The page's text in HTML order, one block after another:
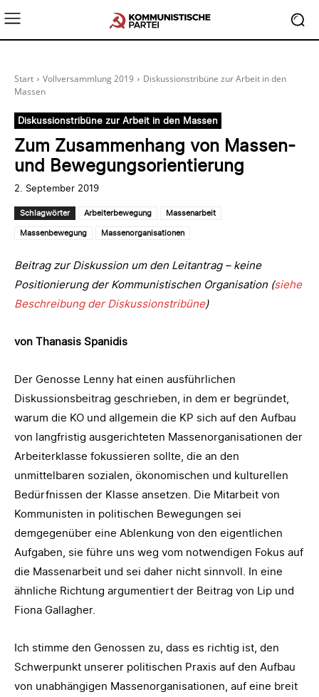
Start Vollversammlung 2019
Diskussionstribüne zur Arbeit in den
Massen
Diskussionstribüne zur Arbeit in den Massen
Zum Zusammenhang von Massen-
und Bewegungsorientierung
2. September 2019
Schlagwörter Arbeiterbewegung
Massenarbeit
Massenbewegung
Massenorganisationen
Beitrag zur Diskussion um den Leitantrag – keine
Positionierung der Kommunistischen Organisation (siehe
Beschreibung der Diskussionstribüne)
von Thanasis Spanidis
Der Genosse Lenny hat einen ausführlichen
Diskussionsbeitrag geschrieben, in dem er begründet,
warum die KO und allgemein die KP sich auf den Aufbau
von langfristig ausgerichteten Massenorganisationen der
Arbeiterklasse fokussieren sollte, die an den
unmittelbaren sozialen, ökonomischen und kulturellen
Bedürfnissen der Klasse ansetzen. Die Mitarbeit von
Kommunisten in politischen Bewegungen sei
demgegenüber eine Ablenkung von den eigentlichen
Aufgaben, sie führe uns weg vom notwendigen Fokus auf
die Massenarbeit und sei daher nicht sinnvoll. In eine
ähnliche Richtung argumentiert der Beitrag von Lip und
Fiona Gallagher.
Ich stimme den Genossen zu, dass es richtig ist, den
Schwerpunkt unserer politischen Praxis auf den Aufbau
von unabhängigen Massenorganisationen, auf eine breit